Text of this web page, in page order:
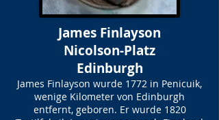
James Finlayson
Nicolson-Platz
Edinburgh
James Finlayson wurde 1772 in Penicuik,
wenige Kilometer von Edinburgh
entfernt, geboren. Er wurde 1820